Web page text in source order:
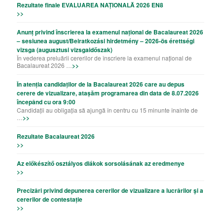
Rezultate finale EVALUAREA NAȚIONALĂ 2026 EN8
>>
Anunț privind înscrierea la examenul național de Bacalaureat 2026
– sesiunea august/Beiratkozási hirdetmény – 2026-ös érettségi
vizsga (augusztusi vizsgaidőszak)
În vederea preluării cererilor de înscriere la examenul național de
Bacalaureat 2026 …>>
În atenția candidaților de la Bacalaureat 2026 care au depus
cerere de vizualizare, atașăm programarea din data de 8.07.2026
începând cu ora 9:00
Candidații au obligația să ajungă în centru cu 15 minunte înainte de
…>>
Rezultate Bacalaureat 2026
>>
Az előkészítő osztályos diákok sorsolásának az eredmenye
>>
Precizǎri privind depunerea cererilor de vizualizare a lucrǎrilor şi a
cererilor de contestație
>>